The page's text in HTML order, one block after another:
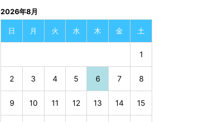
2026年8月
日 月 火 水 木 金 土
1
2 3 4 5 6 7 8
9 10 11 12 13 14 15